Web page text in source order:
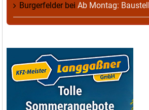
Burgerfelderbei Ab Montag: